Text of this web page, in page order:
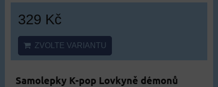
329 Kč
ZVOLTE VARIANTU
Samolepky K-pop Lovkyně démonů